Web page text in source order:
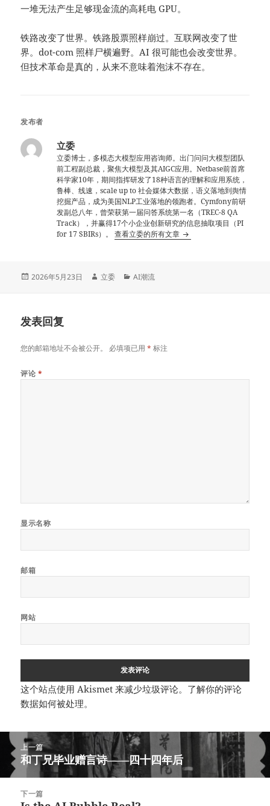
一堆无法产生足够现金流的高耗电 GPU。
铁路改变了世界。铁路股票照样崩过。互联网改变了世
界。dot-com 照样尸横遍野。AI 很可能也会改变世界。
但技术革命是真的，从来不意味着泡沫不存在。
发布者
立委
立委博士，多模态大模型应用咨询师。出门问问大模型团队
前工程副总裁，聚焦大模型及其AIGC应用。Netbase前首席
科学家10年，期间指挥研发了18种语言的理解和应用系统，
鲁棒、线速，scale up to 社会媒体大数据，语义落地到舆情
挖掘产品，成为美国NLP工业落地的领跑者。Cymfony前研
发副总八年，曾荣获第一届问答系统第一名（TREC-8 QA
Track），并赢得17个小企业创新研究的信息抽取项目（PI
for 17 SBIRs）。查看立委的所有文章
发
2026年5月23日
作
立委
分
AI潮流
发表回复
您的邮箱地址不会被公开。 必填项已用* 标注
评论 *
显示名称
邮箱
网站
这个站点使用 Akismet 来减少垃圾评论。 了解你的评论
数据如何被处理。
上一篇
上
文
章：
和丁兄毕业赠言诗——四十四年后
下一篇